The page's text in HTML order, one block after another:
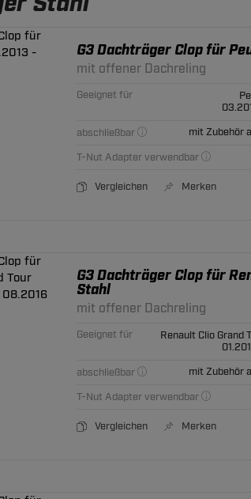
G3 Dachträger Clop für
mit offener Dachreling
Geeignet für
abschließbar
mit Zubehör
T-Nut Adapter verwendbar
Vergleichen Merken
G3 Dachträger Clop für
Stahl
mit offener Dachreling
Geeignet für
Renault Clio Grand
abschließbar
mit Zubehör
T-Nut Adapter verwendbar
Vergleichen Merken